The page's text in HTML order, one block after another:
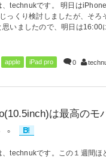
、technukです。 明日は
っくり検討しましたが、そ
思いましたので、明日は16:00
apple iPad pro 0
は最高のモ
。
、technukです。この１週間